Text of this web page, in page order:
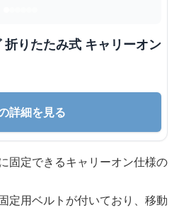
りたたみ式 キャリーオン
詳細を見る
固定できるキャリーオン仕様の
定用ベルトが付いており、移動